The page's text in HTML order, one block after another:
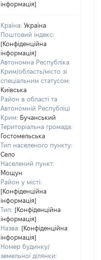
інформація]
Країна: Україна
Поштовий індекс:
[Конфіденційна
інформація]
Автономна Республіка
Крим/область/місто зі
спеціальним статусом:
Київська
Район в області та
Автономній Республіці
Крим: Бучанський
Територіальна громада:
Гостомельська
Тип населеного пункту:
Село
Населений пункт:
Мощун
Район у місті:
[Конфіденційна
інформація]
Тип: [Конфіденційна
інформація]
Назва: [Конфіденційна
інформація]
Номер будинку/
земельної ділянки: